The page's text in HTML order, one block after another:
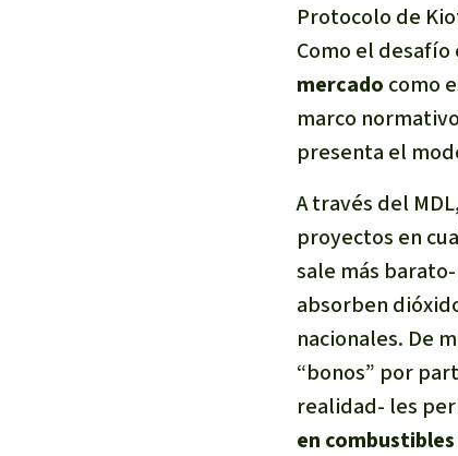
Protocolo de
Como el
mercado como
marco
presenta el
A través del
proyectos en
sale más
absorben
nacionales. De
“bonos” por
realidad- les
en